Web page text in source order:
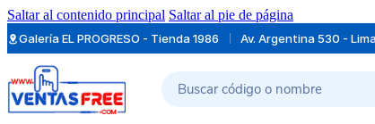
Saltar al contenido principal Saltar al pie de página
Galería EL PROGRESO - Tienda 1986 Av. Argentina 530 -
Buscar